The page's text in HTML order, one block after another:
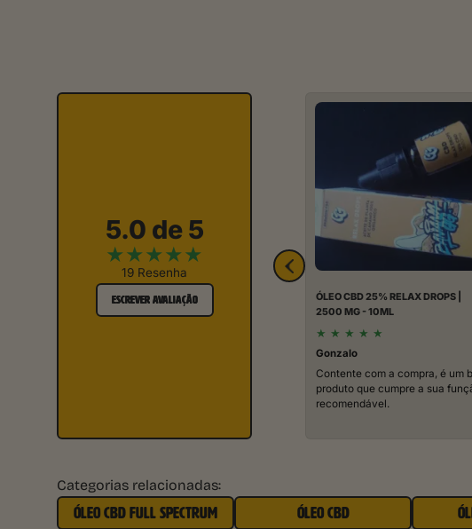
5.0 de 5
★★★★★
19 Resenha
ESCREVER AVALIAÇÃO
ÓLEO CBD 25% RELAX DROPS |
2500 MG - 10ML
★ ★ ★ ★ ★
Gonzalo
Contente com a compra, é um
produto que cumpre a sua
recomendável.
Categorias relacionadas:
ÓLEO CBD FULL SPECTRUM ÓLEO CBD